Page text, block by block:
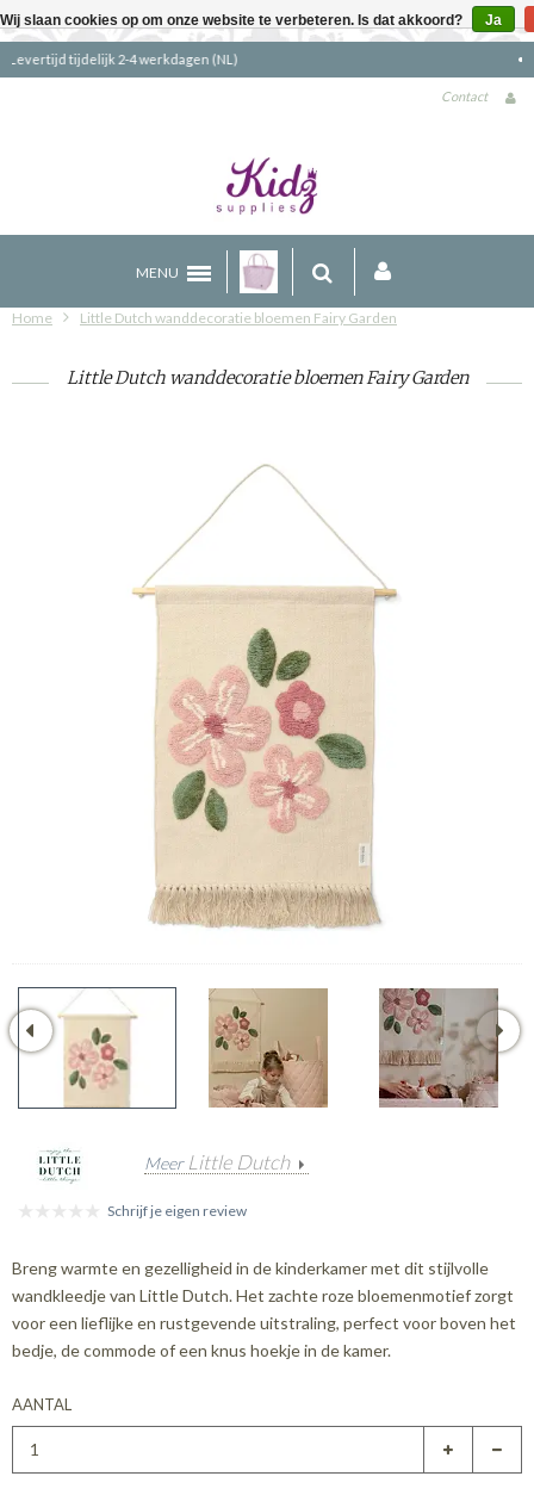
Gratis verzending boven €90 (NL)
Contact
MENU
Home Little Dutch wanddecoratie bloemen Fairy Garden
Little Dutch wanddecoratie bloemen Fairy Garden
Meer Little Dutch
Schrijf je eigen review
Breng warmte en gezelligheid in de kinderkamer met dit stijlvolle
wandkleedje van Little Dutch. Het zachte roze bloemenmotief zorgt
voor een lieflijke en rustgevende uitstraling, perfect voor boven het
bedje, de commode of een knus hoekje in de kamer.
AANTAL
Wij slaan cookies op om onze website te verbeteren. Is dat akkoord? Ja